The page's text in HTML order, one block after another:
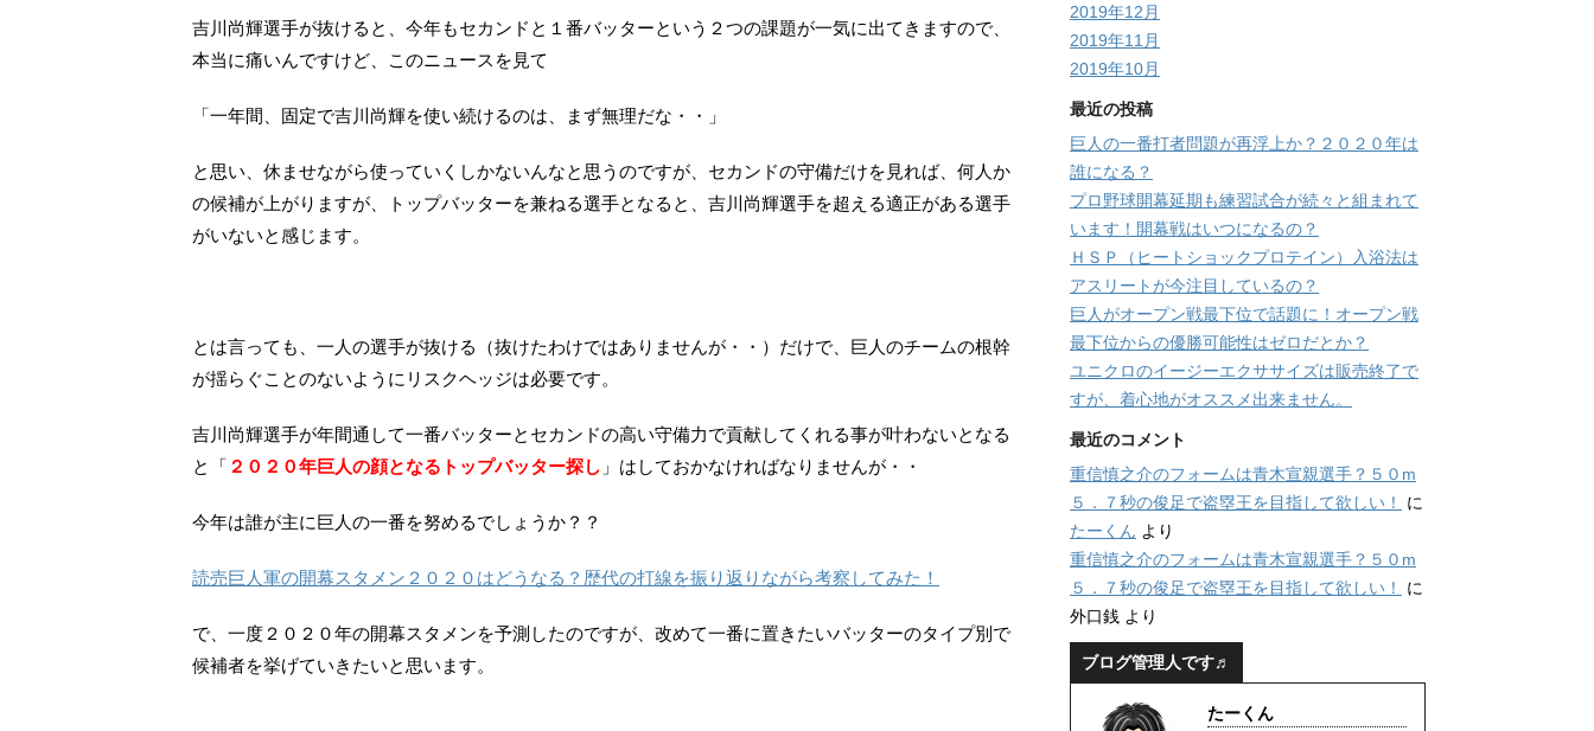
吉川尚輝選手が抜けると、今年もセカンドと１番バッターという２つの課題が一気に出てきますので、
本当に痛いんですけど、このニュースを見て
「一年間、固定で吉川尚輝を使い続けるのは、まず無理だな・・」
と思い、休ませながら使っていくしかないんなと思うのですが、セカンドの守備だけを見れば、何人か
の候補が上がりますが、トップバッターを兼ねる選手となると、吉川尚輝選手を超える適正がある選手
がいないと感じます。
とは言っても、一人の選手が抜ける（抜けたわけではありませんが・・）だけで、巨人のチームの根幹
が揺らぐことのないようにリスクヘッジは必要です。
吉川尚輝選手が年間通して一番バッターとセカンドの高い守備力で貢献してくれる事が叶わないとなる
と「 ２０２０年巨人の顔となるトップバッター探し 」はしておかなければなりませんが・・
今年は誰が主に巨人の一番を努めるでしょうか？？
読売巨人軍の開幕スタメン２０２０はどうなる？歴代の打線を振り返りながら考察してみた！
で、一度２０２０年の開幕スタメンを予測したのですが、改めて一番に置きたいバッターのタイプ別で
候補者を挙げていきたいと思います。
2019年12月
2019年11月
2019年10月
最近の投稿
巨人の一番打者問題が再浮上か？２０２０年は
誰になる？
プロ野球開幕延期も練習試合が続々と組まれて
います！開幕戦はいつになるの？
ＨＳＰ（ヒートショックプロテイン）入浴法は
アスリートが今注目しているの？
巨人がオープン戦最下位で話題に！オープン戦
最下位からの優勝可能性はゼロだとか？
ユニクロのイージーエクササイズは販売終了で
すが、着心地がオススメ出来ません。
最近のコメント
重信慎之介のフォームは青木宣親選手？５０m
５．７秒の俊足で盗塁王を目指して欲しい！
に
たーくん より
重信慎之介のフォームは青木宣親選手？５０m
５．７秒の俊足で盗塁王を目指して欲しい！
に
外口銭 より
ブログ管理人です♬
たーくん